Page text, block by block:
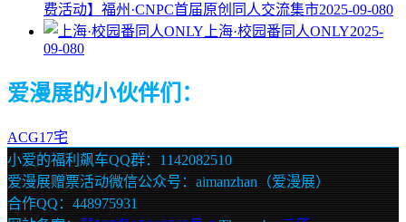
费活动】福州·CNPC首届原创同人交流集市2025-09-080
上海·校园番同人ONLY2025-
09-080
爱漫展的小伙伴们：
ACG17宅
小爱的福利飙车QQ群：1142082510
爱漫展赠票活动微信公众号：aimanzhan（爱漫展）
合作QQ：448975931